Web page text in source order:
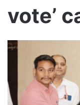
vote’